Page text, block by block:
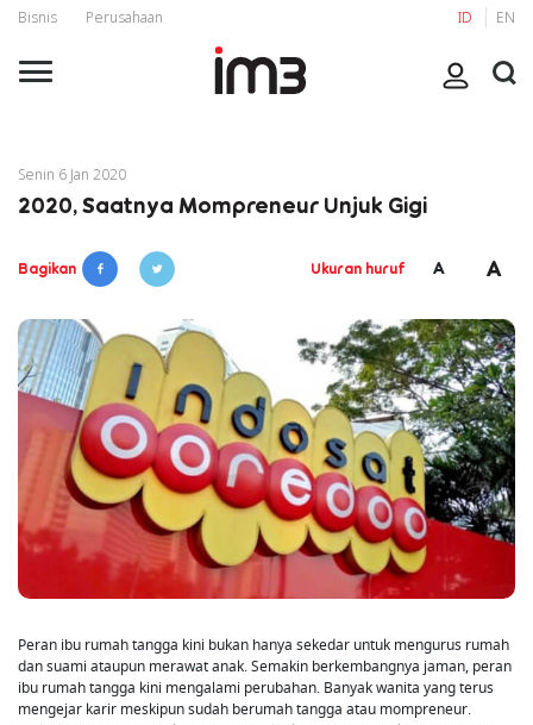
Bisnis Perusahaan ID EN
Senin 6 Jan 2020
2020, Saatnya Mompreneur Unjuk Gigi
Bagikan Ukuran huruf A A
Peran ibu rumah tangga kini bukan hanya sekedar untuk mengurus rumah
dan suami ataupun merawat anak. Semakin berkembangnya jaman, peran
ibu rumah tangga kini mengalami perubahan. Banyak wanita yang terus
mengejar karir meskipun sudah berumah tangga atau mompreneur.